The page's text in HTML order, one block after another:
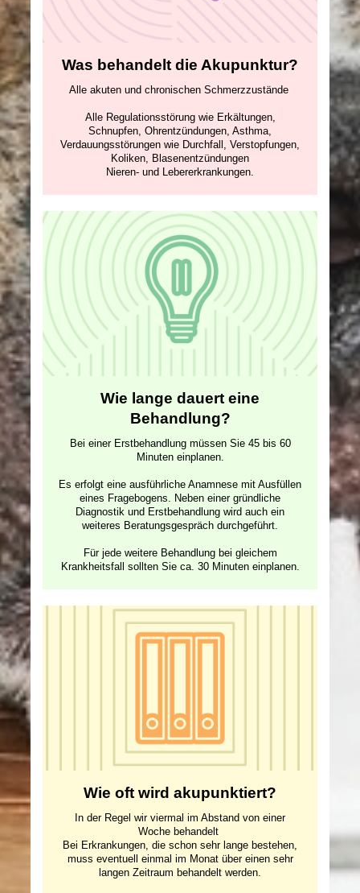
Was behandelt die Akupunktur?
Alle akuten und chronischen Schmerzzustände
Alle Regulationsstörung wie Erkältungen,
Schnupfen, Ohrentzündungen, Asthma,
Verdauungsstörungen wie Durchfall, Verstopfungen,
Koliken, Blasenentzündungen
Nieren- und Lebererkrankungen.
Wie lange dauert eine
Behandlung?
Bei einer Erstbehandlung müssen Sie 45 bis 60
Minuten einplanen.
Es erfolgt eine ausführliche Anamnese mit Ausfüllen
eines Fragebogens. Neben einer gründliche
Diagnostik und Erstbehandlung wird auch ein
weiteres Beratungsgespräch durchgeführt.
Für jede weitere Behandlung bei gleichem
Krankheitsfall sollten Sie ca. 30 Minuten einplanen.
Wie oft wird akupunktiert?
In der Regel wir viermal im Abstand von einer
Woche behandelt
Bei Erkrankungen, die schon sehr lange bestehen,
muss eventuell einmal im Monat über einen sehr
langen Zeitraum behandelt werden.